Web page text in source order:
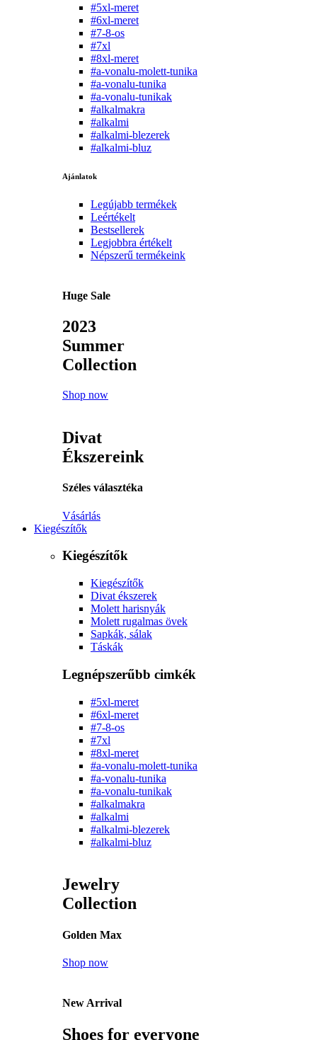
#5xl-meret
#6xl-meret
#7-8-os
#7xl
#8xl-meret
#a-vonalu-molett-tunika
#a-vonalu-tunika
#a-vonalu-tunikak
#alkalmakra
#alkalmi
#alkalmi-blezerek
#alkalmi-bluz
Ajánlatok
Legújabb termékek
Leértékelt
Bestsellerek
Legjobbra értékelt
Népszerű termékeink
Huge Sale
2023
Summer
Collection
Shop now
Divat
Ékszereink
Széles választéka
Vásárlás
Kiegészítők
Kiegészítők
Kiegészítők
Divat ékszerek
Molett harisnyák
Molett rugalmas övek
Sapkák, sálak
Táskák
Legnépszerűbb cimkék
#5xl-meret
#6xl-meret
#7-8-os
#7xl
#8xl-meret
#a-vonalu-molett-tunika
#a-vonalu-tunika
#a-vonalu-tunikak
#alkalmakra
#alkalmi
#alkalmi-blezerek
#alkalmi-bluz
Jewelry
Collection
Golden Max
Shop now
New Arrival
Shoes for everyone